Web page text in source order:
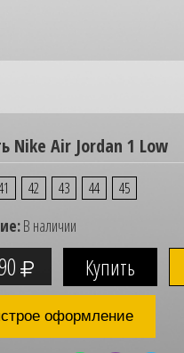
Nike Air Jordan 1 Low
42 43 44 45
В наличии
оформление